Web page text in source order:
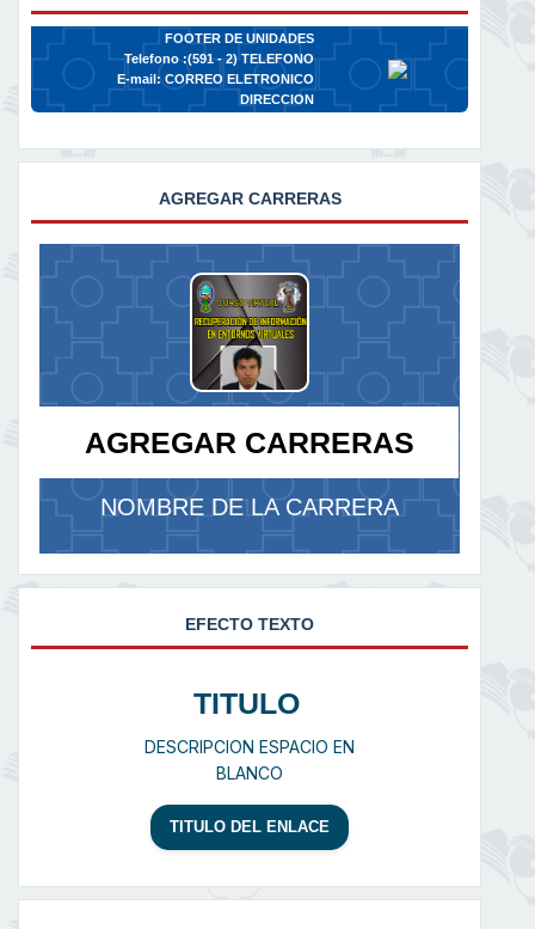
FOOTER DE UNIDADES
Telefono :(591 - 2)TELEFONO
E-mail:CORREO ELETRONICO
DIRECCION
AGREGAR CARRERAS
AGREGAR CARRERAS
NOMBRE DE LA CARRERA
EFECTO TEXTO
TITULO
DESCRIPCION ESPACIO EN
BLANCO
TITULO DEL ENLACE